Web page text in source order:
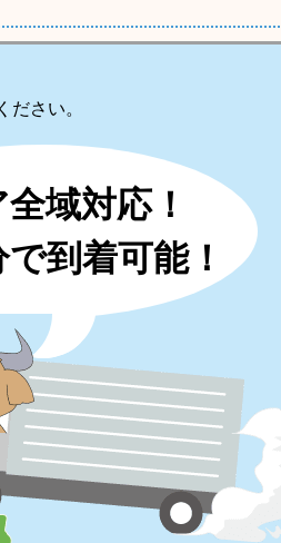
さい。
域対応！
到着可能！